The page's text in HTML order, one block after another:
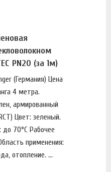
PN20 (за 1м)
(Германия) Цена
4 метра.
армированный
Цвет: зеленый.
70°C Рабочее
применения:
отопление. ...